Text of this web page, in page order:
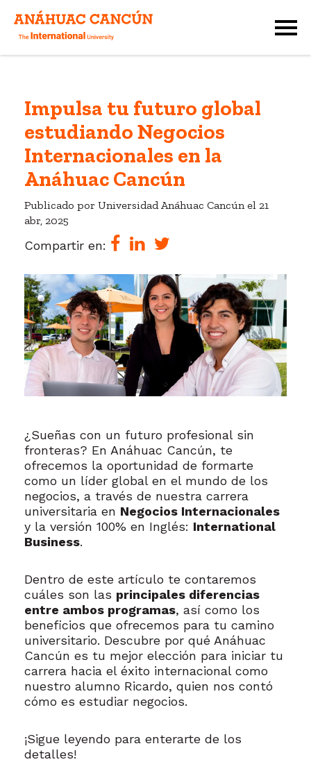
Impulsa tu futuro global
estudiando Negocios
Internacionales en la
Anáhuac Cancún
Publicado por Universidad Anáhuac Cancún el 21
abr, 2025
Compartir en:
¿Sueñas con un futuro profesional sin
fronteras? En Anáhuac Cancún, te
ofrecemos la oportunidad de formarte
como un líder global en el mundo de los
negocios, a través de nuestra carrera
universitaria en Negocios Internacionales
y la versión 100% en Inglés: International
Business.
Dentro de este artículo te contaremos
cuáles son las principales diferencias
entre ambos programas, así como los
beneficios que ofrecemos para tu camino
universitario. Descubre por qué Anáhuac
Cancún es tu mejor elección para iniciar tu
carrera hacia el éxito internacional como
nuestro alumno Ricardo, quien nos contó
cómo es estudiar negocios.
¡Sigue leyendo para enterarte de los
detalles!